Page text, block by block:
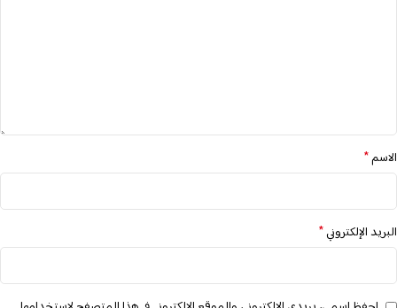
الاسم*
البريد الإلكتروني*